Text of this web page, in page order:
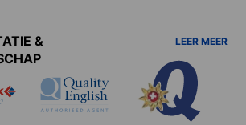
&
LEER MEER